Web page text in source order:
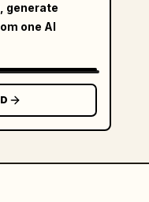
generate
one AI